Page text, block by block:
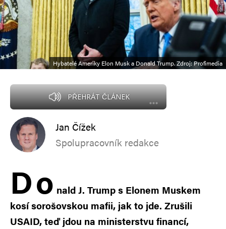
Hybatelé Ameriky Elon Musk a Donald Trump. Zdroj: Profimedia
PŘEHRÁT ČLÁNEK
Jan Čížek
Spolupracovník redakce
Do nald J. Trump s Elonem Muskem
kosí sorošovskou mafii, jak to jde. Zrušili
USAID, teď jdou na ministerstvu financí,